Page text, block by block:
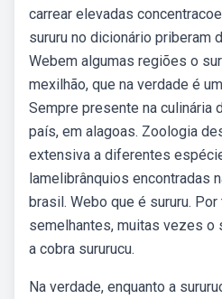
carrear elevadas
sururu no dicionário priberam
Webem algumas regiões o
mexilhão, que na verdade é
Sempre presente na culinária
país, em alagoas. Zoologia
extensiva a diferentes
lamelibrânquios encontradas
brasil. Webo que é sururu.
semelhantes, muitas vezes o
a cobra sururucu.
Na verdade, enquanto a